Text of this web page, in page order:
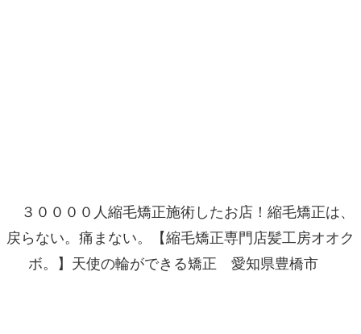
３００００人縮毛矯正施術したお店！縮毛矯正は、
戻らない。痛まない。【縮毛矯正専門店髪工房オオク
ボ。】天使の輪ができる矯正 愛知県豊橋市